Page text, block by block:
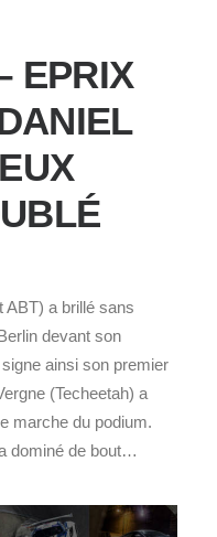
EPRIX
ABT) a brillé sans
devant son
ainsi son premier
(Techeetah) a
marche du podium.
dominé de bout…